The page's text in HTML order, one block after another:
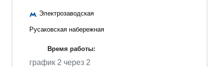
Электрозаводская
Русаковская набережная
Время работы:
график 2 через 2